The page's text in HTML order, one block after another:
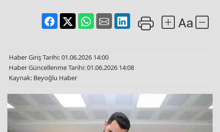
Haber Giriş Tarihi: 01.06.2026 14:00
Haber Güncellenme Tarihi: 01.06.2026 14:08
Kaynak: Beyoğlu Haber